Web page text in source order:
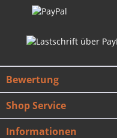
Bewertung
Shop Service
Informationen